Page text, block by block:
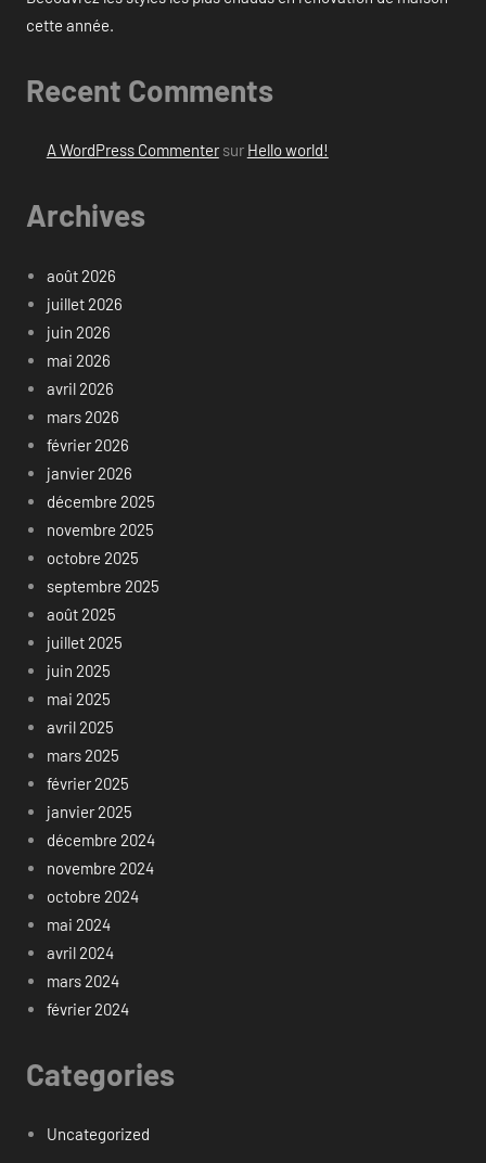
cette année.
Recent Comments
A WordPress Commentersur Hello world!
Archives
août 2026
juillet 2026
juin 2026
mai 2026
avril 2026
mars 2026
février 2026
janvier 2026
décembre 2025
novembre 2025
octobre 2025
septembre 2025
août 2025
juillet 2025
juin 2025
mai 2025
avril 2025
mars 2025
février 2025
janvier 2025
décembre 2024
novembre 2024
octobre 2024
mai 2024
avril 2024
mars 2024
février 2024
Categories
Uncategorized